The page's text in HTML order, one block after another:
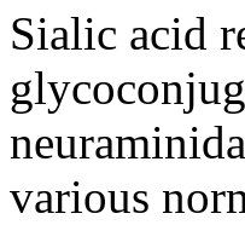
Sialic acid
various